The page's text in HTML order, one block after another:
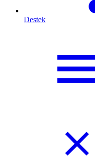
Destek